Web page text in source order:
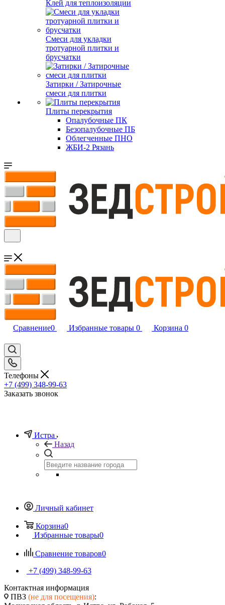
Клей для теплоизоляции
Смеси для укладки
тротуарной плитки и
брусчатки
Затирки / Затирочные
смеси для плитки
Плиты перекрытия
Опалубочные ПК
Безопалубочные ПБ
Облегченные ПНО
ЖБИ-2 Рязань
Сравнение0 Избранные товары 0 Корзина 0
Телефоны
+7 (499) 348-99-63
Заказать звонок
Истра
Назад
Личный кабинет
Корзина0
Избранные товары0
Сравнение товаров0
+7 (499) 348-99-63
Контактная информация
ПВЗ (не для посещения):